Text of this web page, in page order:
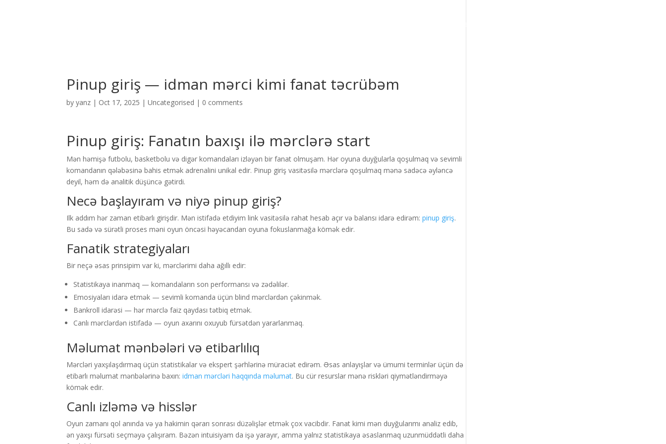
Pinup giriş — idman mərci kimi fanat təcrübəm
byyanz | Oct 17, 2025 |Uncategorised | 0 comments
Pinup giriş: Fanatın baxışı ilə mərclərə start
Mən həmişə futbolu, basketbolu və digər komandaları izləyən bir fanat olmuşam. Hər oyuna duyğularla qoşulmaq və sevimli
komandanın qələbəsinə bahis etmək adrenalini unikal edir. Pinup giriş vasitəsilə mərclərə qoşulmaq mənə sadəcə əyləncə
deyil, həm də analitik düşüncə gətirdi.
Necə başlayıram və niyə pinup giriş?
Ilk addım hər zaman etibarlı girişdir. Mən istifadə etdiyim link vasitəsilə rahat hesab açır və balansı idarə edirəm:pinup giriş.
Bu sadə və sürətli proses məni oyun öncəsi həyəcandan oyuna fokuslanmağa kömək edir.
Fanatik strategiyaları
Bir neçə əsas prinsipim var ki, mərclərimi daha ağıllı edir:
Statistikaya inanmaq — komandaların son performansı və zədəlilər.
Emosiyaları idarə etmək — sevimli komanda üçün blind mərclərdən çəkinmək.
Bankroll idarəsi — hər mərclə faiz qaydası tətbiq etmək.
Canlı mərclərdən istifadə — oyun axarını oxuyub fürsətdən yararlanmaq.
Məlumat mənbələri və etibarlılıq
Mərcləri yaxşılaşdırmaq üçün statistikalar və ekspert şərhlərinə müraciət edirəm. Əsas anlayışlar və ümumi terminlər üçün də
etibarlı məlumat mənbələrinə baxın:idman mərcləri haqqında məlumat. Bu cür resurslar mənə riskləri qiymətləndirməyə
kömək edir.
Canlı izləmə və hisslər
Oyun zamanı qol anında və ya hakimin qərarı sonrası düzəlişlər etmək çox vacibdir. Fanat kimi mən duyğularımı analiz edib,
ən yaxşı fürsəti seçməyə çalışıram. Bəzən intuisiyam da işə yarayır, amma yalnız statistikaya əsaslanmaq uzunmüddətli daha